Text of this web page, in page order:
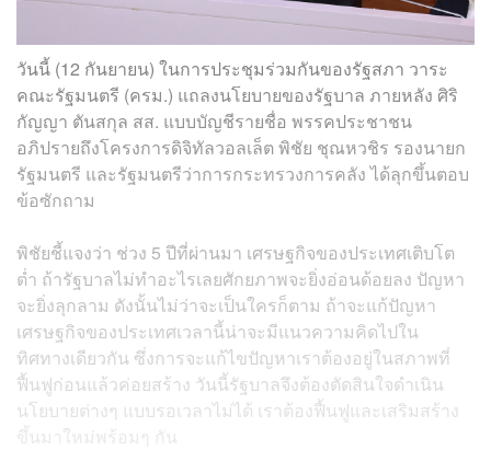
วันนี้ (12 กันยายน) ในการประชุมร่วมกันของรัฐสภา วาระ
คณะรัฐมนตรี (ครม.) แถลงนโยบายของรัฐบาล ภายหลัง ศิริ
กัญญา ตันสกุล สส. แบบบัญชีรายชื่อ พรรคประชาชน
อภิปรายถึงโครงการดิจิทัลวอลเล็ต พิชัย ชุณหวชิร​ รองนายก
รัฐมนตรี และรัฐมนตรีว่าการกระทรวงการคลัง ได้ลุกขึ้นตอบ
ข้อซักถาม
พิชัยชี้แจงว่า​ ช่วง 5 ปีที่ผ่านมา เศรษฐกิจของประเทศเติบโต
ต่ำ ถ้ารัฐบาลไม่ทำอะไรเลยศักยภาพจะยิ่งอ่อนด้อยลง ปัญหา
จะยิ่งลุกลาม ดังนั้นไม่ว่าจะเป็นใครก็ตาม ถ้าจะแก้ปัญหา
เศรษฐกิจของประเทศเวลานี้น่าจะมีแนวความคิดไปใน
ทิศทางเดียวกัน ซึ่งการจะแก้ไขปัญหาเราต้องอยู่ในสภาพที่
ฟื้นฟูก่อนแล้วค่อยสร้าง วันนี้รัฐบาลจึงต้องตัดสินใจดำเนิน
นโยบายต่างๆ แบบรอเวลาไม่ได้ เราต้องฟื้นฟูและเสริมสร้าง
ขึ้นมาใหม่พร้อมๆ กัน